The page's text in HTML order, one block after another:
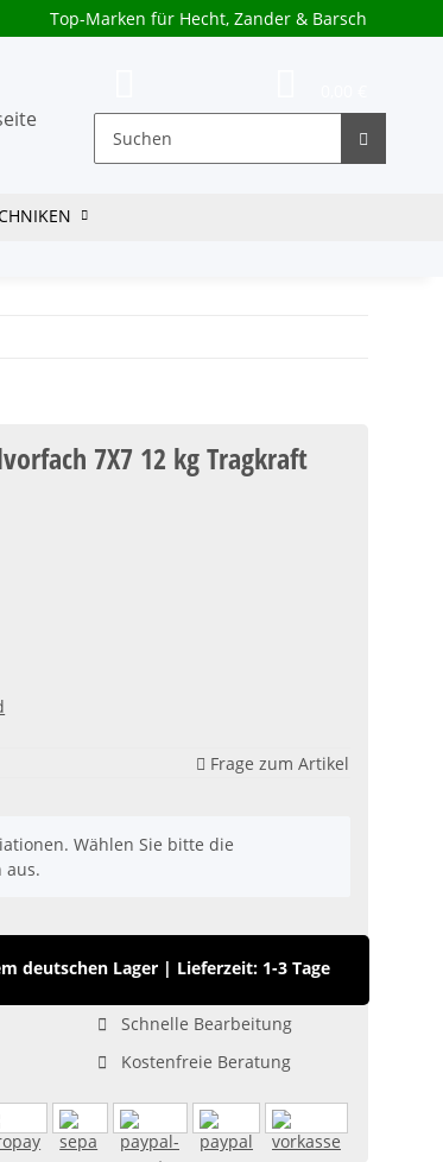
Top-Marken für Hecht, Zander & Barsch
7X7 12 kg Tragkraft
Frage zum Artikel
Wählen Sie bitte die
aus.
deutschen Lager | Lieferzeit: 1-3 Tage
Schnelle Bearbeitung
Kostenfreie Beratung